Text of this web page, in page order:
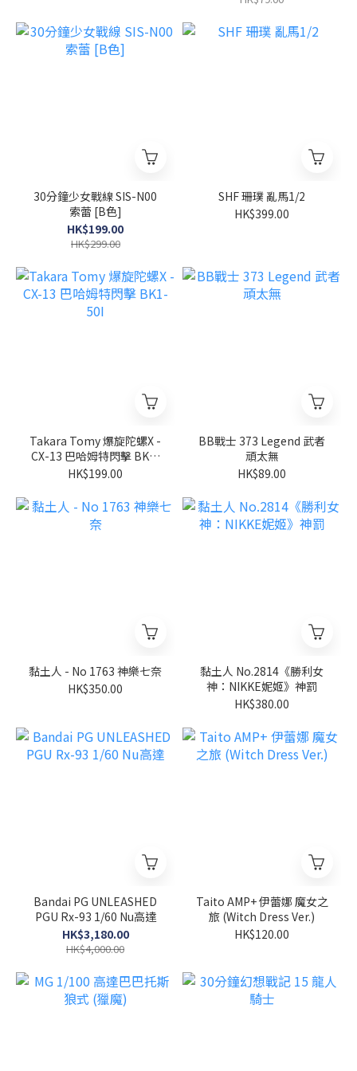
30分鐘少女戰線 SIS-N00
索蕾 [B色]
HK$199.00
HK$299.00
SHF 珊璞 亂馬1/2
HK$399.00
Takara Tomy 爆旋陀螺X -
CX-13 巴哈姆特閃擊 BK1-
50I
HK$199.00
BB戰士 373 Legend 武者
頑太無
HK$89.00
黏土人 - No 1763 神樂七奈
HK$350.00
黏土人 No.2814《勝利女
神：NIKKE妮姬》神罰
HK$380.00
Bandai PG UNLEASHED
PGU Rx-93 1/60 Nu高達
HK$3,180.00
HK$4,000.00
Taito AMP+ 伊蕾娜 魔女之
旅 (Witch Dress Ver.)
HK$120.00